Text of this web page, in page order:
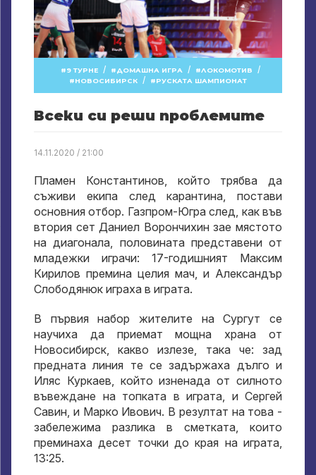
9 ТУРНЕ / ДОМАШНА ИГРА / ЛОКОМОТИВ /
НОВОСИБИРСК / РУСКАТА ШАМПИОНАТ
Всеки си реши проблемите
14.11.2020 / 21:00
Пламен Константинов, който трябва да
съживи екипа след карантина, постави
основния отбор. Газпром-Югра след, как във
втория сет Даниел Ворончихин зае мястото
на диагонала, половината представени от
младежки играчи: 17-годишният Максим
Кирилов премина целия мач, и Александър
Слободянюк играха в играта.
В първия набор жителите на Сургут се
научиха да приемат мощна храна от
Новосибирск, какво излезе, така че: зад
предната линия те се задържаха дълго и
Иляс Куркаев, който изненада от силното
въвеждане на топката в играта, и Сергей
Савин, и Марко Ивович. В резултат на това -
забележима разлика в сметката, които
преминаха десет точки до края на играта,
13:25.